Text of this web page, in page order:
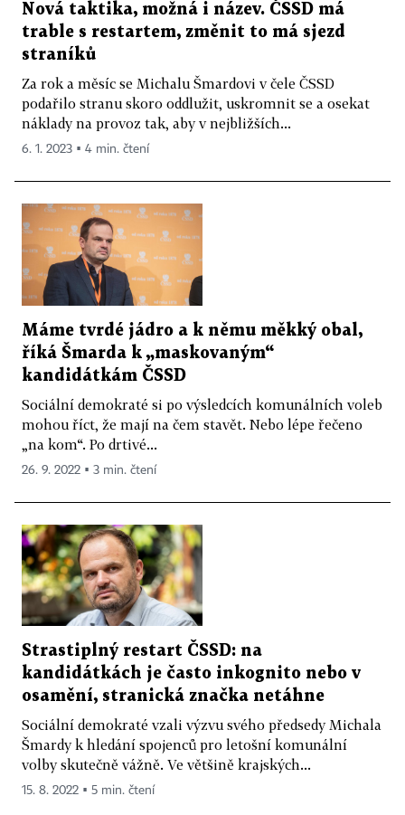
Nová taktika, možná i název. ČSSD má
trable s restartem, změnit to má sjezd
straníků
Za rok a měsíc se Michalu Šmardovi v čele ČSSD
podařilo stranu skoro oddlužit, uskromnit se a osekat
náklady na provoz tak, aby v nejbližších...
6. 1. 2023 ▪ 4 min. čtení
Máme tvrdé jádro a k němu měkký obal,
říká Šmarda k „maskovaným“
kandidátkám ČSSD
Sociální demokraté si po výsledcích komunálních voleb
mohou říct, že mají na čem stavět. Nebo lépe řečeno
„na kom“. Po drtivé...
26. 9. 2022 ▪ 3 min. čtení
Strastiplný restart ČSSD: na
kandidátkách je často inkognito nebo v
osamění, stranická značka netáhne
Sociální demokraté vzali výzvu svého předsedy Michala
Šmardy k hledání spojenců pro letošní komunální
volby skutečně vážně. Ve většině krajských...
15. 8. 2022 ▪ 5 min. čtení